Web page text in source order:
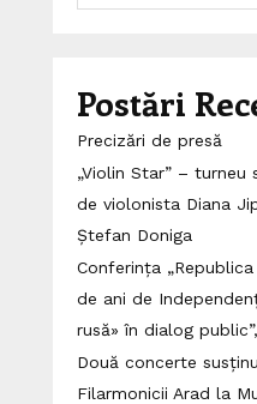
Postări
Precizări de presă
„Violin Star” – turneu
de violonista Diana
Ștefan Doniga
Conferința
de ani de
rusă» în dialog
Două concerte
Filarmonicii Arad la